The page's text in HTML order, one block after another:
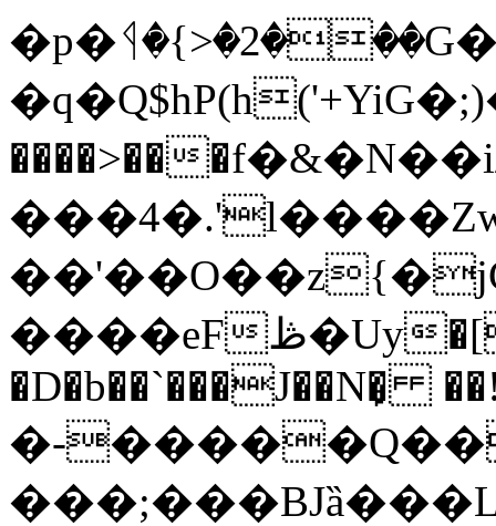
����>��
����eFڟ�Uy�[T�X����;� �;x�㏶
�D�b��`���J��N�̙
�-